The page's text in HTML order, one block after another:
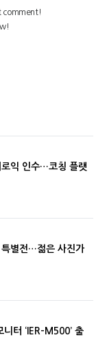
로익 인수…코칭 플랫
특별전…젊은 사진가
터 ‘IER-M500’ 출